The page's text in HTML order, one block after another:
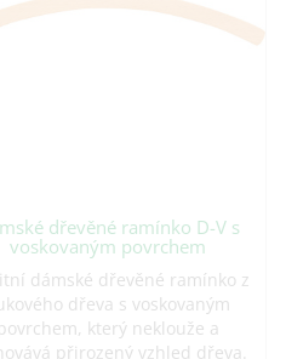
dřevěné ramínko D-V s
voskovaným povrchem
dámské dřevěné ramínko z
dřeva s voskovaným
který neklouže a
přirozený vzhled dřeva.